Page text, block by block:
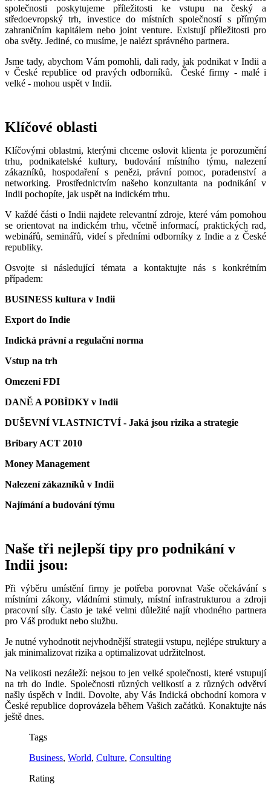
společnosti poskytujeme příležitosti ke vstupu na český a
středoevropský trh, investice do místních společností s přímým
zahraničním kapitálem nebo joint venture. Existují příležitosti pro
oba světy. Jediné, co musíme, je nalézt správného partnera.
Jsme tady, abychom Vám pomohli, dali rady, jak podnikat v Indii a
v České republice od pravých odborníků. České firmy - malé i
velké - mohou uspět v Indii.
Klíčové oblasti
Klíčovými oblastmi, kterými chceme oslovit klienta je porozumění
trhu, podnikatelské kultury, budování místního týmu, nalezení
zákazníků, hospodaření s penězi, právní pomoc, poradenství a
networking. Prostřednictvím našeho konzultanta na podnikání v
Indii pochopíte, jak uspět na indickém trhu.
V každé části o Indii najdete relevantní zdroje, které vám pomohou
se orientovat na indickém trhu, včetně informací, praktických rad,
webinářů, seminářů, videí s předními odborníky z Indie a z České
republiky.
Osvojte si následující témata a kontaktujte nás s konkrétním
případem:
BUSINESS kultura v Indii
Export do Indie
Indická právní a regulační norma
Vstup na trh
Omezení FDI
DANĚ A POBÍDKY v Indii
DUŠEVNÍ VLASTNICTVÍ - Jaká jsou rizika a strategie
Bribary ACT 2010
Money Management
Nalezení zákazníků v Indii
Najímání a budování týmu
Naše tři nejlepší tipy pro podnikání v
Indii jsou:
Při výběru umístění firmy je potřeba porovnat Vaše očekávání s
místními zákony, vládními stimuly, místní infrastrukturou a zdroji
pracovní síly. Často je také velmi důležité najít vhodného partnera
pro Váš produkt nebo službu.
Je nutné vyhodnotit nejvhodnější strategii vstupu, nejlépe struktury a
jak minimalizovat rizika a optimalizovat udržitelnost.
Na velikosti nezáleží: nejsou to jen velké společnosti, které vstupují
na trh do Indie. Společnosti různých velikostí a z různých odvětví
našly úspěch v Indii. Dovolte, aby Vás Indická obchodní komora v
České republice doprovázela během Vašich začátků. Konaktujte nás
ještě dnes.
Tags
Business, World, Culture, Consulting
Rating